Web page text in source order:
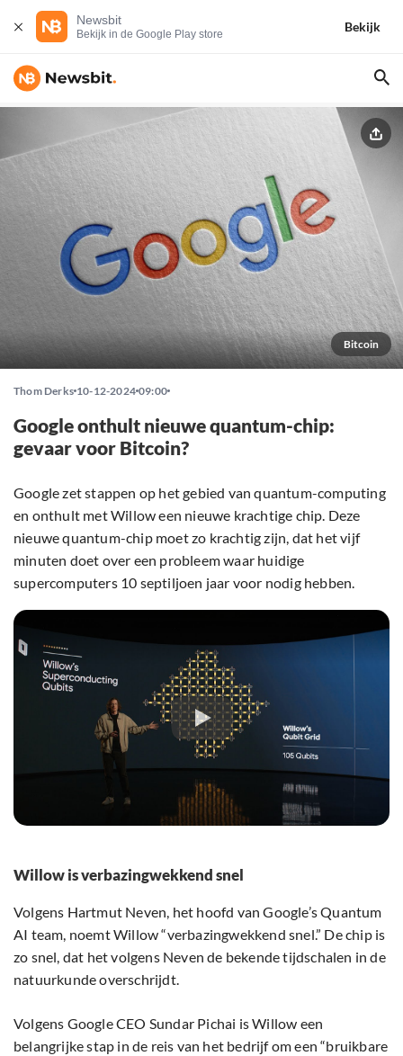
Newsbit
Bekijk in de Google Play store
Bekijk
Bitcoin
Thom Derks 10-12-2024 09:00
Google onthult nieuwe quantum-chip:
gevaar voor Bitcoin?
Google zet stappen op het gebied van quantum-computing
en onthult met Willow een nieuwe krachtige chip. Deze
nieuwe quantum-chip moet zo krachtig zijn, dat het vijf
minuten doet over een probleem waar huidige
supercomputers 10 septiljoen jaar voor nodig hebben.
Willow is verbazingwekkend snel
Volgens Hartmut Neven, het hoofd van Google’s Quantum
AI team, noemt Willow “verbazingwekkend snel.” De chip is
zo snel, dat het volgens Neven de bekende tijdschalen in de
natuurkunde overschrijdt.
Volgens Google CEO Sundar Pichai is Willow een
belangrijke stap in de reis van het bedrijf om een “bruikbare